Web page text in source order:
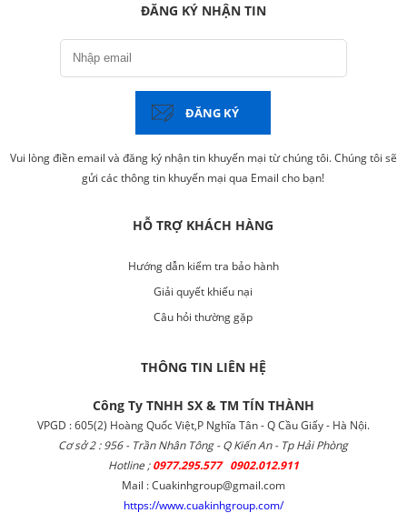
ĐĂNG KÝ NHẬN TIN
ĐĂNG KÝ
Vui lòng điền email và đăng ký nhận tin khuyến mại từ chúng tôi. Chúng tôi sẽ
gửi các thông tin khuyến mại qua Email cho bạn!
HỖ TRỢ KHÁCH HÀNG
Hướng dẫn kiểm tra bảo hành
Giải quyết khiếu nại
Câu hỏi thường gặp
THÔNG TIN LIÊN HỆ
Công Ty TNHH SX & TM TÍN THÀNH
VPGD : 605(2) Hoàng Quốc Việt,P Nghĩa Tân - Q Cầu Giấy - Hà Nội.
Cơ sở 2 : 956 - Trần Nhân Tông - Q Kiến An - Tp Hải Phòng
Hotline ; 0977.295.577 0902.012.911
Mail : Cuakinhgroup@gmail.com
https://www.cuakinhgroup.com/